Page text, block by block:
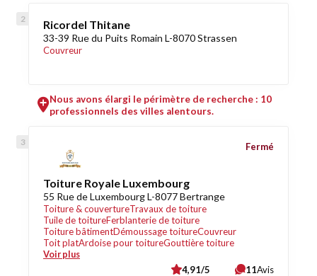
Ricordel Thitane
33-39 Rue du Puits Romain L-8070 Strassen
Couvreur
Nous avons élargi le périmètre de recherche : 10
professionnels des villes alentours.
Toiture Royale Luxembourg
55 Rue de Luxembourg L-8077 Bertrange
Toiture & couvertureTravaux de toiture
Tuile de toitureFerblanterie de toiture
Toiture bâtimentDémoussage toitureCouvreur
Toit platArdoise pour toitureGouttière toiture
Voir plus
Fermé
4,91/5 11Avis